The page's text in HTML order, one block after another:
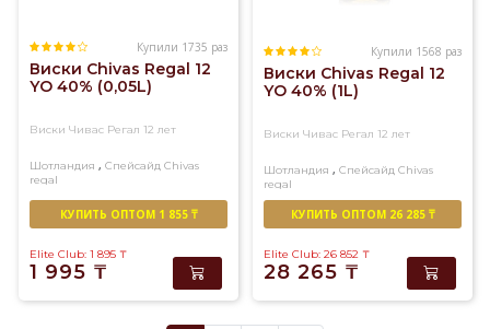
Купили 1735 раз
Виски Chivas Regal 12
YO 40% (0,05L)
Виски Чивас Регал 12 лет
Шотландия , Спейсайд Chivas
regal
КУПИТЬ ОПТОМ 1 855 ₸
Elite Club: 1 895 ₸
1 995 ₸
Купили 1568 раз
Виски Chivas Regal 12
YO 40% (1L)
Виски Чивас Регал 12 лет
Шотландия , Спейсайд Chivas
regal
Купажированный
КУПИТЬ ОПТОМ 26 285 ₸
Elite Club: 26 852 ₸
28 265 ₸